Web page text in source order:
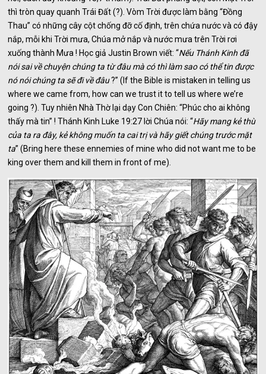
thì tròn quay quanh Trái Đất (?). Vòm Trời được làm bằng “Đồng
Thau” có những cây cột chống đỡ cố định, trên chứa nước và có đậy
nắp, mỗi khi Trời mưa, Chúa mở nắp và nước mưa trên Trời rơi
xuống thành Mưa ! Học giả Justin Brown viết: “Nếu Thánh Kinh đã
nói sai về chuyện chúng ta từ đâu mà có thì làm sao có thể tin được
nó nói chúng ta sẽ đi về đâu?” (If the Bible is mistaken in telling us
where we came from, how can we trust it to tell us where we’re
going ?). Tuy nhiên Nhà Thờ lại dạy Con Chiên: “Phúc cho ai không
thấy mà tin” ! Thánh Kinh Luke 19:27 lời Chúa nói: “Hãy mang kẻ thù
của ta ra đây, kẻ không muốn ta cai trị và hãy giết chúng trước mặt
ta” (Bring here these ennemies of mine who did not want me to be
king over them and kill them in front of me).